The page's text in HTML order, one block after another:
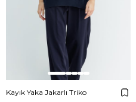
Kayık Yaka Jakarlı Triko